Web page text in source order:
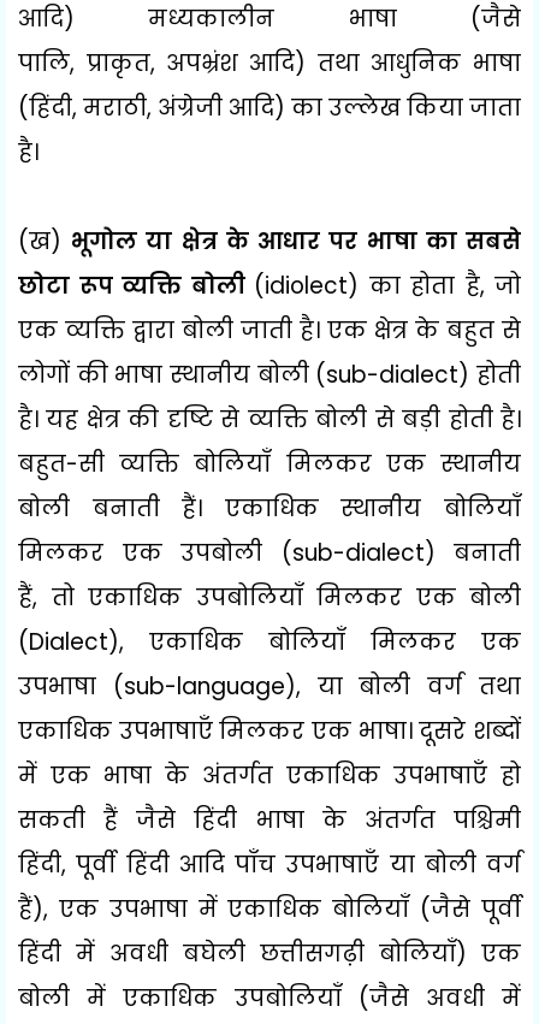
आदि) मध्यकालीन भाषा (जैसे
पालि, प्राकृत, अपभ्रंश आदि) तथा आधुनिक भाषा
(हिंदी, मराठी, अंग्रेजी आदि) का उल्लेख किया जाता
है।
(ख) भूगोल या क्षेत्र के आधार पर भाषा का सबसे
छोटा रूप व्यक्ति बोली (idiolect) का होता है, जो
एक व्यक्ति द्वारा बोली जाती है। एक क्षेत्र के बहुत से
लोगों की भाषा स्थानीय बोली (sub-dialect)होती
है। यह क्षेत्र की दृष्टि से व्यक्ति बोली से बड़ी होती है।
बहुत-सी व्यक्ति बोलियाँ मिलकर एक स्थानीय
बोली बनाती हैं। एकाधिक स्थानीय बोलियाँ
मिलकर एक उपबोली (sub-dialect) बनाती
हैं, तो एकाधिक उपबोलियाँ मिलकर एक बोली
(Dialect), एकाधिक बोलियाँ मिलकर एक
उपभाषा (sub-language), या बोली वर्ग तथा
एकाधिक उपभाषाएँ मिलकर एक भाषा। दूसरे शब्दों
में एक भाषा के अंतर्गत एकाधिक उपभाषाएँ हो
सकती हैं जैसे हिंदी भाषा के अंतर्गत पश्चिमी
हिंदी,पूर्वी हिंदी आदि पाँच उपभाषाएँ या बोली वर्ग
हैं), एक उपभाषा में एकाधिकबोलियाँ (जैसे पूर्वी
हिंदी में अवधी बघेली छत्तीसगढ़ी बोलियाँ) एक
बोली में एकाधिक उपबोलियाँ (जैसे अवधी में